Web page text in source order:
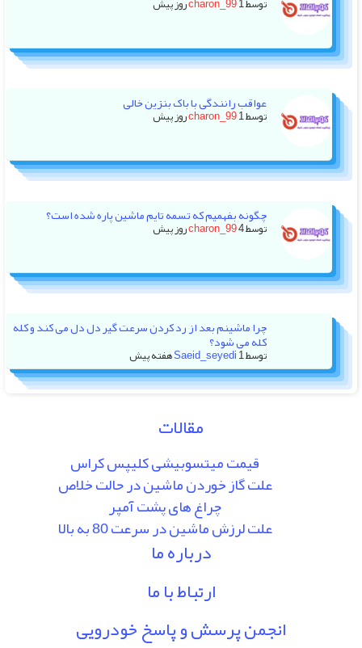
عواقب رانندگی با باک بنزین خالی
توسط charon_991 روز پیش
چگونه بفهمیم که تسمه تایم ماشین پاره شده است؟
توسط charon_994 روز پیش
چرا ماشینم بعد از رد کردن سرعت گیر دل دل می کند و کله
کله می شود؟
توسط Saeid_seyedi1 هفته پیش
مقالات
قیمت میتسوبیشی کلیپس کراس
علت گاز خوردن ماشین در حالت خلاص
چراغ های پشت آمپر
علت لرزش ماشین در سرعت 80 به بالا
درباره ما
ارتباط با ما
انجمن پرسش و پاسخ خودرویی